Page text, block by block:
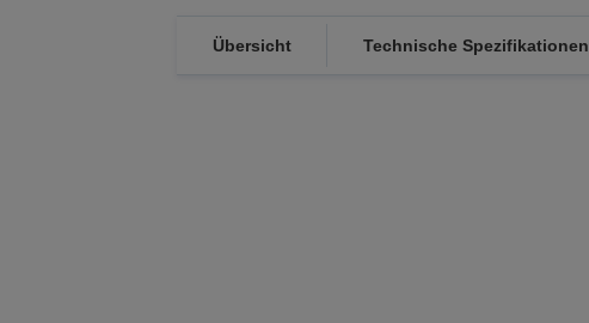
Übersicht Technische Spezifikationen